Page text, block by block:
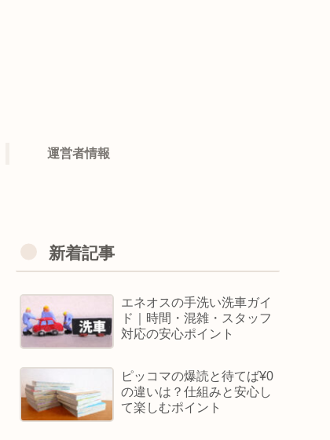
運営者情報
新着記事
エネオスの手洗い洗車ガイ
ド｜時間・混雑・スタッフ
対応の安心ポイント
ピッコマの爆読と待てば¥0
の違いは？仕組みと安心し
て楽しむポイント